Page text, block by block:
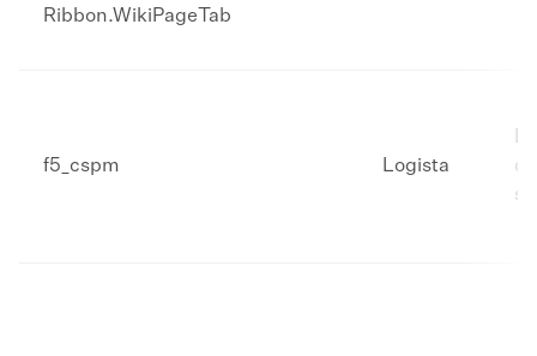
Ribbon.WikiPageTab
f5_cspm Logista